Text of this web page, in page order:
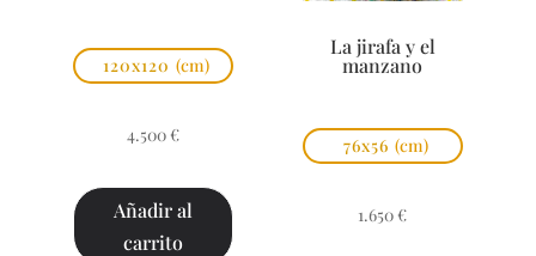
120x120 (cm)
4.500 €
Añadir al
carrito
La jirafa y el
manzano
76x56 (cm)
1.650 €